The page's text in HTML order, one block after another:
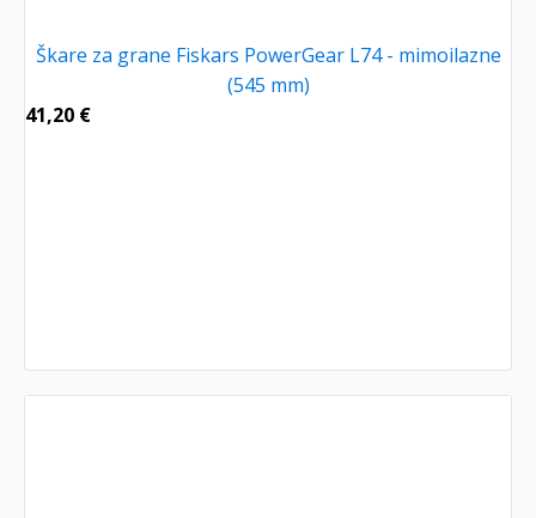
Škare za grane Fiskars PowerGear L74 - mimoilazne
(545 mm)
41,20 €